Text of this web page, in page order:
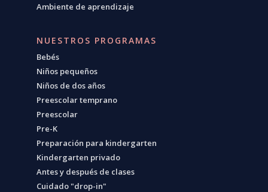
Ambiente de aprendizaje
NUESTROS PROGRAMAS
Bebés
Niños pequeños
Niños de dos años
Preescolar temprano
Preescolar
Pre-K
Preparación para kindergarten
Kindergarten privado
Antes y después de clases
Cuidado "drop-in"